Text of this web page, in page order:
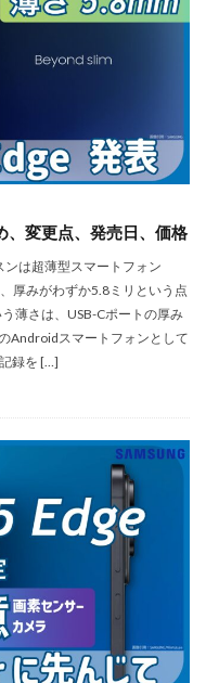
、変更点、発売日、価格
ンは超薄型スマートフォン
厚みがわずか5.8ミリという点
薄さは、USB-Cポートの厚み
Androidスマートフォンとして
録を […]
iPhone Gemini
バーカード
日
iPhone17 Pro
MAX 価格
ペック
価格
iPhone17e 価格
iPhone18
格
iPhone18Pro
iPhoneAir2
4 いつ
iPhoneSE4 価格
iPhone規制
KOMODO-X Z Mount